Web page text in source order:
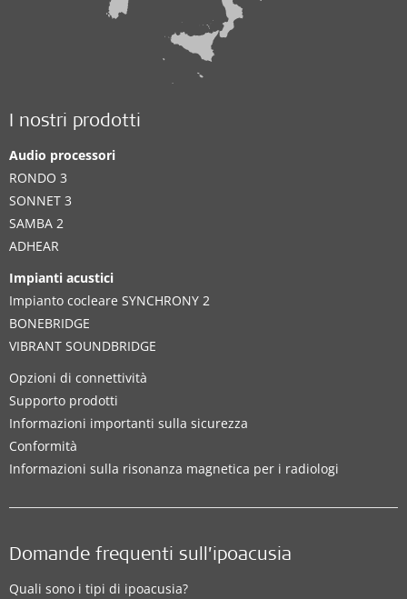
I nostri prodotti
Audio processori
RONDO 3
SONNET 3
SAMBA 2
ADHEAR
Impianti acustici
Impianto cocleare SYNCHRONY 2
BONEBRIDGE
VIBRANT SOUNDBRIDGE
Opzioni di connettività
Supporto prodotti
Informazioni importanti sulla sicurezza
Conformità
Informazioni sulla risonanza magnetica per i radiologi
Domande frequenti sull’ipoacusia
Quali sono i tipi di ipoacusia?